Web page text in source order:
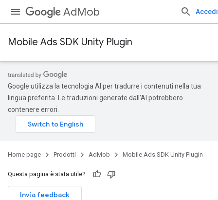
AdMob Accedi
Mobile Ads SDK Unity Plugin
Google utilizza la tecnologia AI per tradurre i contenuti nella tua
lingua preferita. Le traduzioni generate dall'AI potrebbero
contenere errori.
Home page Prodotti AdMob Mobile Ads SDK Unity Plugin
Questa pagina è stata utile?
Invia feedback